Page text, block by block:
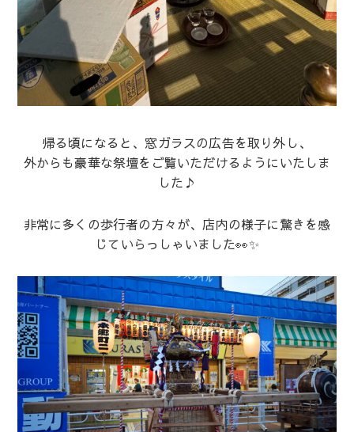
帰る頃になると、窓ガラスの広告を取り外し、
外からも豪華な祭壇をご覧いただけるようにいたしま
した♪
非常に多くの歩行者の方々が、店内の様子に驚きを感
じていらっしゃいました👀✨